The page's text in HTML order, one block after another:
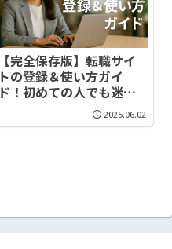
【完全保存版】転職サイ
トの登録＆使い方ガイ
ド！初めての人でも迷わ
ない完全マニュアル2025.06.02